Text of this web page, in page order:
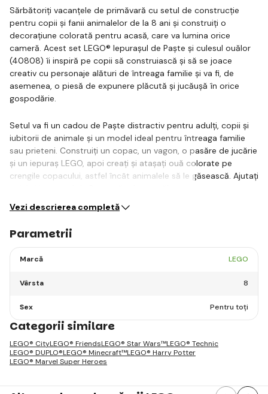
Sărbătoriți vacanțele de primăvară cu setul de construcție
pentru copii și fanii animalelor de la 8 ani și construiți o
decorațiune colorată pentru acasă, care va lumina orice
cameră. Acest set LEGO® Iepurașul de Paște și culesul ouălor
(40808) îi inspiră pe copii să construiască și să se joace
creativ cu personaje alături de întreaga familie și va fi, de
asemenea, o piesă de expunere plăcută și jucăușă în orice
gospodărie.
Setul va fi un cadou de Paște distractiv pentru adulți, copii și
iubitorii de animale și un model ideal pentru întreaga familie
sau prieteni. Construiți un copac, un vagon, o pasăre de jucărie
și un iepuraș LEGO, apoi creați și atașați ouă colorate pe
crengile copacului, astfel încât animalele să le găsească. Ajutați
Vezi descrierea completă
Parametrii
Marcă LEGO
Vârsta 8
Sex Pentru toți
Categorii similare
LEGO® CityLEGO® FriendsLEGO® Star Wars™LEGO® Technic
LEGO® DUPLO®LEGO® Minecraft™LEGO® Harry Potter
LEGO® Marvel Super Heroes